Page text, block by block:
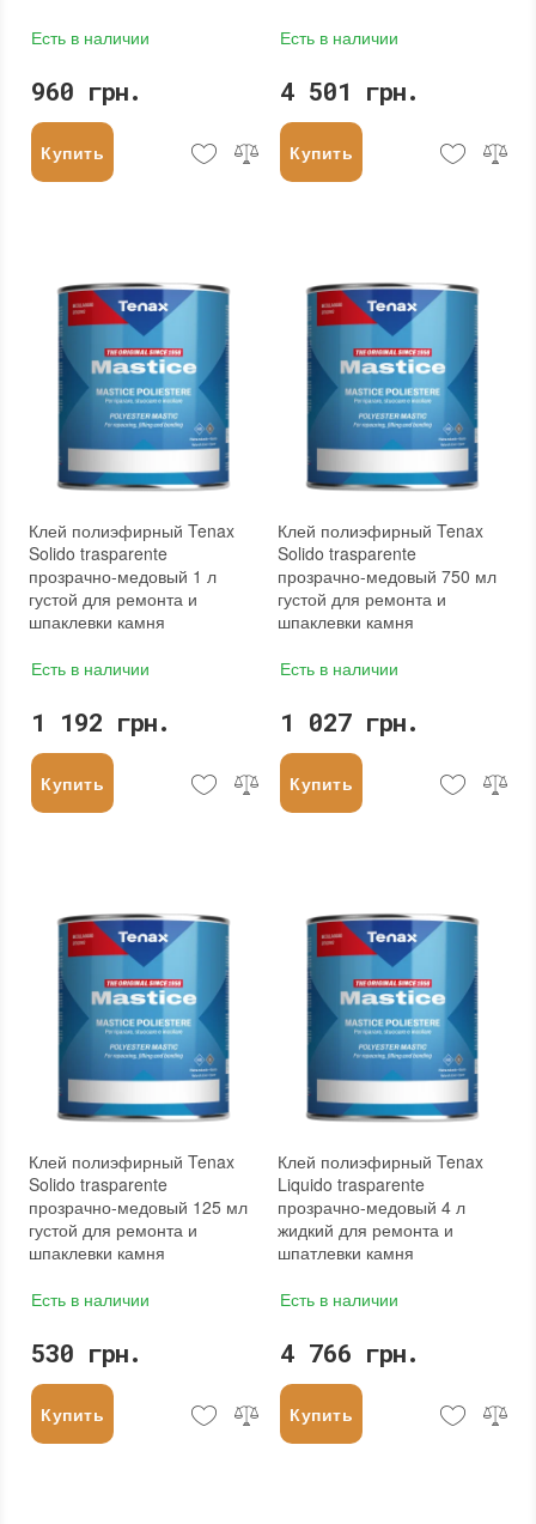
Есть в наличии
960 грн.
Купить
Есть в наличии
4 501 грн.
Купить
Клей полиэфирный Tenax
Solido trasparente
прозрачно-медовый 1 л
густой для ремонта и
шпаклевки камня
Есть в наличии
1 192 грн.
Купить
Клей полиэфирный Tenax
Solido trasparente
прозрачно-медовый 750 мл
густой для ремонта и
шпаклевки камня
Есть в наличии
1 027 грн.
Купить
Клей полиэфирный Tenax
Solido trasparente
прозрачно-медовый 125 мл
густой для ремонта и
шпаклевки камня
Есть в наличии
530 грн.
Купить
Клей полиэфирный Tenax
Liquido trasparente
прозрачно-медовый 4 л
жидкий для ремонта и
шпатлевки камня
Есть в наличии
4 766 грн.
Купить